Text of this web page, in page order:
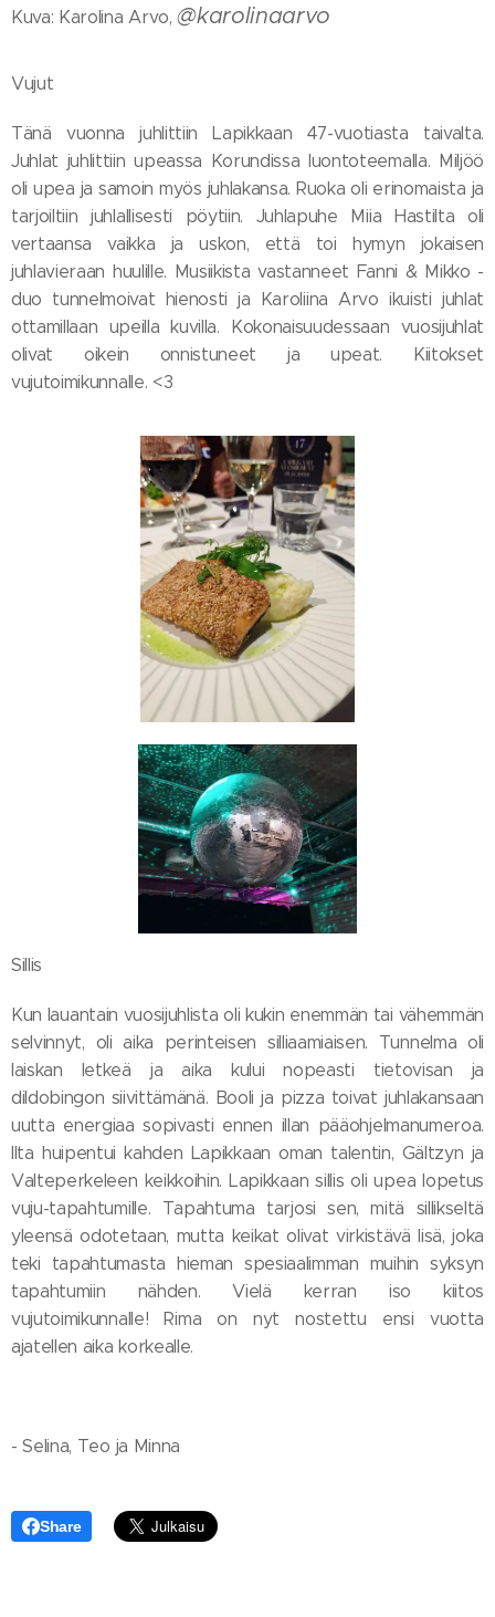
Kuva: Karolina Arvo,@karolinaarvo
Vujut
Tänä vuonna juhlittiin Lapikkaan 47-vuotiasta taivalta.
Juhlat juhlittiin upeassa Korundissa luontoteemalla. Miljöö
oli upea ja samoin myös juhlakansa. Ruoka oli erinomaista ja
tarjoiltiin juhlallisesti pöytiin. Juhlapuhe Miia Hastilta oli
vertaansa vaikka ja uskon, että toi hymyn jokaisen
juhlavieraan huulille. Musiikista vastanneet Fanni & Mikko -
duo tunnelmoivat hienosti ja Karoliina Arvo ikuisti juhlat
ottamillaan upeilla kuvilla. Kokonaisuudessaan vuosijuhlat
olivat oikein onnistuneet ja upeat. Kiitokset
vujutoimikunnalle. <3
Sillis
Kun lauantain vuosijuhlista oli kukin enemmän tai vähemmän
selvinnyt, oli aika perinteisen silliaamiaisen. Tunnelma oli
laiskan letkeä ja aika kului nopeasti tietovisan ja
dildobingon siivittämänä. Booli ja pizza toivat juhlakansaan
uutta energiaa sopivasti ennen illan pääohjelmanumeroa.
Ilta huipentui kahden Lapikkaan oman talentin, Gältzyn ja
Valteperkeleen keikkoihin. Lapikkaan sillis oli upea lopetus
vuju-tapahtumille. Tapahtuma tarjosi sen, mitä sillikseltä
yleensä odotetaan, mutta keikat olivat virkistävä lisä, joka
teki tapahtumasta hieman spesiaalimman muihin syksyn
tapahtumiin nähden. Vielä kerran iso kiitos
vujutoimikunnalle! Rima on nyt nostettu ensi vuotta
ajatellen aika korkealle.
- Selina, Teo ja Minna
Share